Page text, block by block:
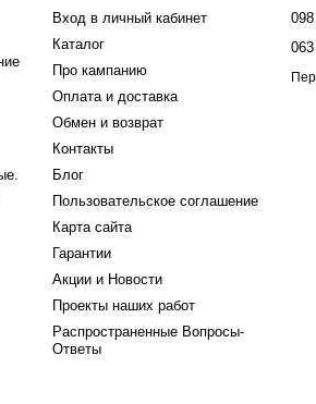
Вход в личный кабинет
Каталог
Про кампанию
Оплата и доставка
Обмен и возврат
Контакты
Блог
Пользовательское соглашение
Карта сайта
Гарантии
Акции и Новости
Проекты наших работ
Распространенные Вопросы-
Ответы